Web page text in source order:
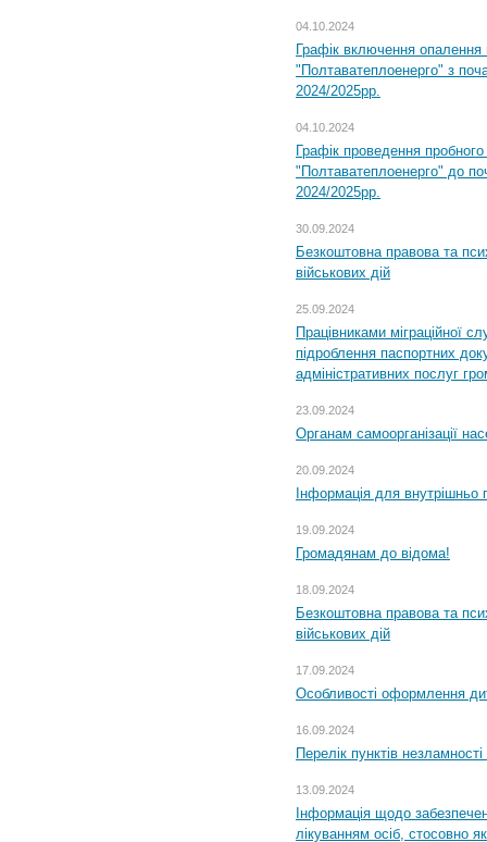
04.10.2024
Графік включення
"Полтаватеплоенерго" з
2024/2025рр.
04.10.2024
Графік проведення
"Полтаватеплоенерго" до
2024/2025рр.
30.09.2024
Безкоштовна правова та
військових дій
25.09.2024
Працівниками міграційної
підроблення паспортних
адміністративних послуг
23.09.2024
Органам самоорганізації
20.09.2024
Інформація для внутрішньо
19.09.2024
Громадянам до відома!
18.09.2024
Безкоштовна правова та
військових дій
17.09.2024
Особливості оформлення
16.09.2024
Перелік пунктів
13.09.2024
Інформація щодо
лікуванням осіб, стосовно